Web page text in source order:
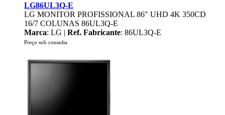
LG86UL3Q-E
LG MONITOR PROFISSIONAL 86" UHD 4K 350CD
16/7 COLUNAS 86UL3Q-E
Marca: LG | Ref. Fabricante: 86UL3Q-E
Preço sob consulta